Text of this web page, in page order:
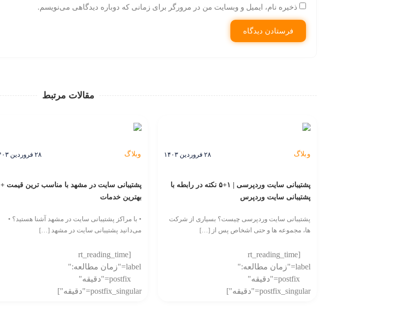
ذخیره نام، ایمیل و وبسایت من در مرورگر برای زمانی که دوباره دیدگاهی می‌نویسم.
مقالات مرتبط
وبلاگ ۲۸ فروردین ۱۴۰۳
پشتیبانی سایت وردپرسی | ۱+۵ نکته در رابطه با
پشتیبانی سایت وردپرس
پشتیبانی سایت وردپرسی چیست؟ بسیاری از شرکت
ها، مجموعه ها و حتی اشخاص پس از […]
[rt_reading_time
label="زمان مطالعه:"
postfix="دقیقه"
postfix_singular="دقیقه"]
وبلاگ ۲۸ فروردین ۱۴۰۳
پشتیبانی سایت در مشهد با مناسب ترین قیمت +
بهترین خدمات
• با مراکز پشتیبانی سایت در مشهد آشنا هستید؟ •
می‌دانید پشتیبانی سایت در مشهد […]
[rt_reading_time
label="زمان مطالعه:"
postfix="دقیقه"
postfix_singular="دقیقه"]